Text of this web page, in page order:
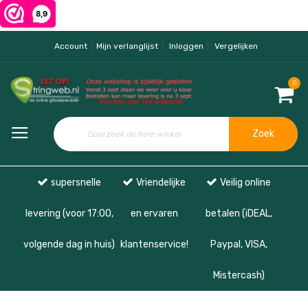
Account Mijn verlanglijst Inloggen Vergelijken
0
Zoek
supersnelle
levering (voor 17:00,
volgende dag in huis)
Vriendelijke
en ervaren
klantenservice!
Veilig online
betalen (iDEAL,
Paypal, VISA,
Mistercash)